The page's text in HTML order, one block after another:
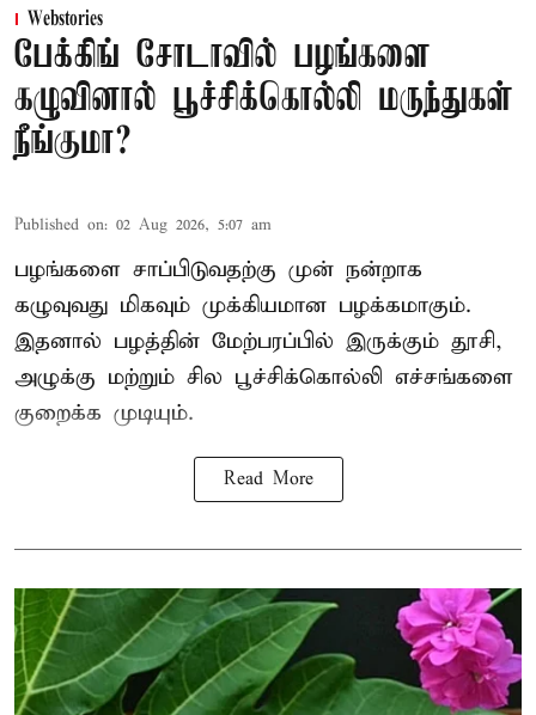
Webstories
பேக்கிங் சோடாவில் பழங்களை
கழுவினால் பூச்சிக்கொல்லி மருந்துகள்
நீங்குமா?
Published on: 02 Aug 2026, 5:07 am
பழங்களை சாப்பிடுவதற்கு முன் நன்றாக
கழுவுவது மிகவும் முக்கியமான பழக்கமாகும்.
இதனால் பழத்தின் மேற்பரப்பில் இருக்கும் தூசி,
அழுக்கு மற்றும் சில பூச்சிக்கொல்லி எச்சங்களை
குறைக்க முடியும்.
Read More